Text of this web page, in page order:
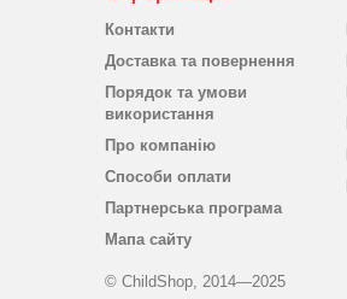
Контакти
Доставка та повернення
Порядок та умови
використання
Про компанію
Способи оплати
Партнерська програма
Мапа сайту
© ChildShop, 2014—2025